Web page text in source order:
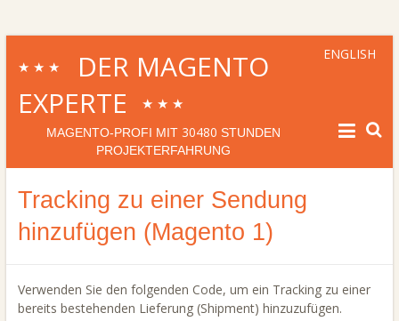
★★★
DER MAGENTO
EXPERTE
★★★
MAGENTO-PROFI MIT 30480 STUNDEN
PROJEKTERFAHRUNG
ENGLISH
Tracking zu einer Sendung
hinzufügen (Magento 1)
Verwenden Sie den folgenden Code, um ein Tracking zu einer
bereits bestehenden Lieferung (Shipment) hinzuzufügen.